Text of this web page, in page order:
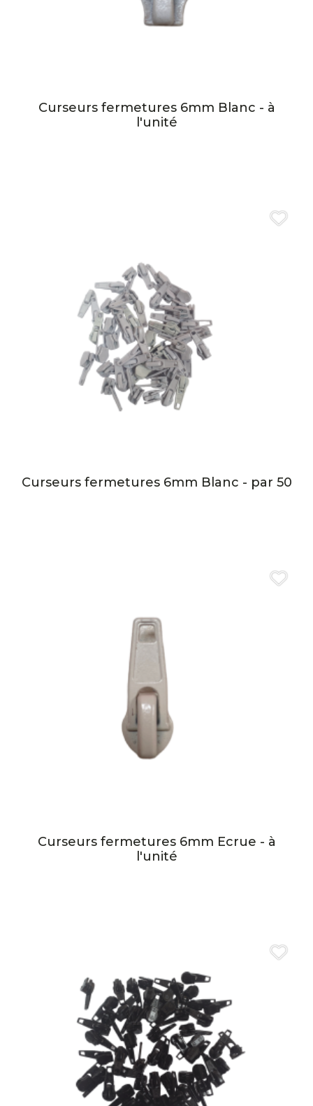
Curseurs fermetures 6mm Blanc - à
l'unité
Curseurs fermetures 6mm Blanc - par 50
Curseurs fermetures 6mm Ecrue - à
l'unité